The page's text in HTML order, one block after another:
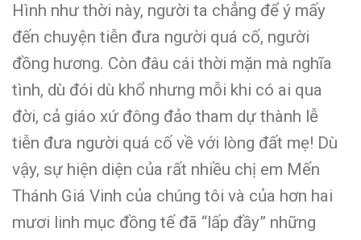
Hình như thời này, người ta chẳng để ý mấy
đến chuyện tiễn đưa người quá cố, người
đồng hương. Còn đâu cái thời mặn mà nghĩa
tình, dù đói dù khổ nhưng mỗi khi có ai qua
đời, cả giáo xứ đông đảo tham dự thành lễ
tiễn đưa người quá cố về với lòng đất mẹ! Dù
vậy, sự hiện diện của rất nhiều chị em Mến
Thánh Giá Vinh của chúng tôi và của hơn hai
mươi linh mục đồng tế đã “lấp đầy” những